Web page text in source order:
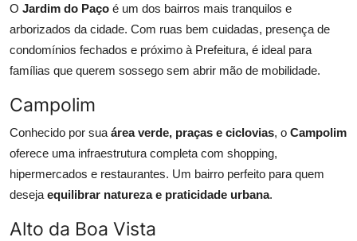
O Jardim do Paço é um dos bairros mais tranquilos e
arborizados da cidade. Com ruas bem cuidadas, presença de
condomínios fechados e próximo à Prefeitura, é ideal para
famílias que querem sossego sem abrir mão de mobilidade.
Campolim
Conhecido por sua área verde, praças e ciclovias, o Campolim
oferece uma infraestrutura completa com shopping,
hipermercados e restaurantes. Um bairro perfeito para quem
deseja equilibrar natureza e praticidade urbana.
Alto da Boa Vista